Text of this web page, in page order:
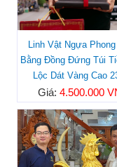
Linh Vật Ngựa
Bằng Đồng Đứng Túi
Lộc Dát Vàng Cao
Giá: 4.500.000